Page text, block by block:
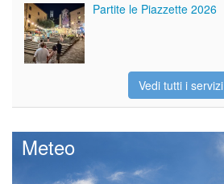
Partite le Piazzette 2026
Vedi tutti i servizi
Meteo